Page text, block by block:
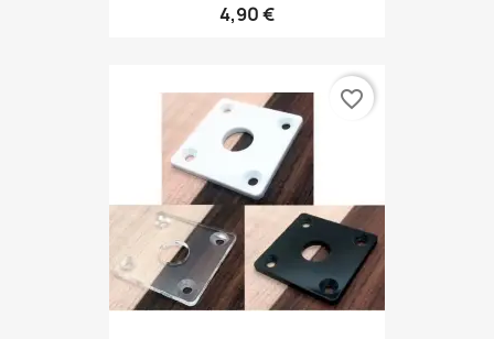
4,90 €
favorite_border